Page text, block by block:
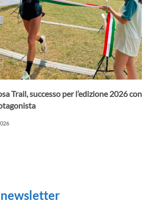
Trail, successo per l’edizione 2026 con